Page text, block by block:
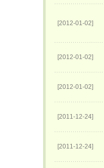
[2012-01-02]
[2012-01-02]
[2012-01-02]
[2011-12-24]
[2011-12-24]